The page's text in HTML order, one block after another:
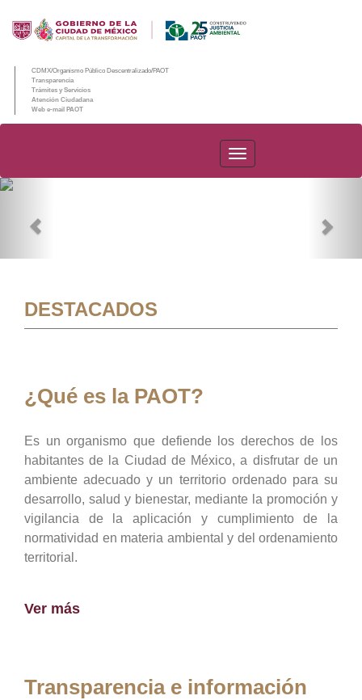
CDMX/Organismo Público Descentralizado/PAOT
Transparencia
Trámites y Servicios
Atención Ciudadana
Web e-mail PAOT
PAOT
DESTACADOS
¿Qué es la PAOT?
Es un organismo que defiende los derechos de los
habitantes de la Ciudad de México, a disfrutar de un
ambiente adecuado y un territorio ordenado para su
desarrollo, salud y bienestar, mediante la promoción y
vigilancia de la aplicación y cumplimiento de la
normatividad en materia ambiental y del ordenamiento
territorial.
Ver más
Transparencia e información